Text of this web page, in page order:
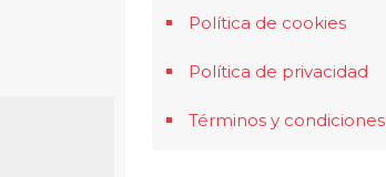
Política de cookies
Política de privacidad
Términos y condiciones